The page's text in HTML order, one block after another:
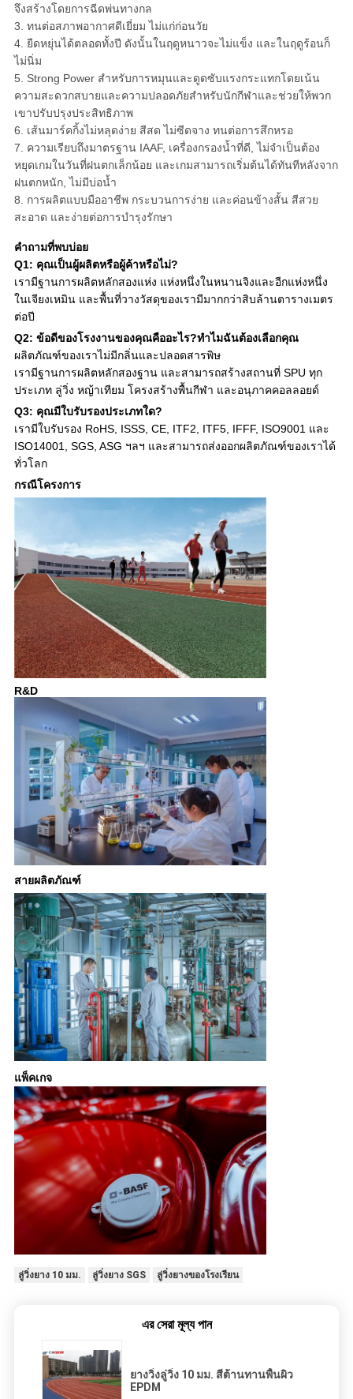
จึงสร้างโดยการฉีดพ่นทางกล
3. ทนต่อสภาพอากาศดีเยี่ยม ไม่แก่ก่อนวัย
4. ยืดหยุ่นได้ตลอดทั้งปี ดังนั้นในฤดูหนาวจะไม่แข็ง และในฤดูร้อนก็
ไม่นิ่ม
5. Strong Power สำหรับการหมุนและดูดซับแรงกระแทกโดยเน้น
ความสะดวกสบายและความปลอดภัยสำหรับนักกีฬาและช่วยให้พวก
เขาปรับปรุงประสิทธิภาพ
6. เส้นมาร์คกิ้งไม่หลุดง่าย สีสด ไม่ซีดจาง ทนต่อการสึกหรอ
7. ความเรียบถึงมาตรฐาน IAAF, เครื่องกรองน้ำที่ดี, ไม่จำเป็นต้อง
หยุดเกมในวันที่ฝนตกเล็กน้อย และเกมสามารถเริ่มต้นได้ทันทีหลังจาก
ฝนตกหนัก, ไม่มีบ่อน้ำ
8. การผลิตแบบมืออาชีพ กระบวนการง่าย และค่อนข้างสั้น สีสวย
สะอาด และง่ายต่อการบำรุงรักษา
คำถามที่พบบ่อย
Q1: คุณเป็นผู้ผลิตหรือผู้ค้าหรือไม่?
เรามีฐานการผลิตหลักสองแห่ง แห่งหนึ่งในหนานจิงและอีกแห่งหนึ่ง
ในเจียงเหมิน และพื้นที่วางวัสดุของเรามีมากกว่าสิบล้านตารางเมตร
ต่อปี
Q2: ข้อดีของโรงงานของคุณคืออะไร?ทำไมฉันต้องเลือกคุณ
ผลิตภัณฑ์ของเราไม่มีกลิ่นและปลอดสารพิษ
เรามีฐานการผลิตหลักสองฐาน และสามารถสร้างสถานที่ SPU ทุก
ประเภท ลู่วิ่ง หญ้าเทียม โครงสร้างพื้นกีฬา และอนุภาคคอลลอยด์
Q3: คุณมีใบรับรองประเภทใด?
เรามีใบรับรอง RoHS, ISSS, CE, ITF2, ITF5, IFFF, ISO9001 และ
ISO14001, SGS, ASG ฯลฯ และสามารถส่งออกผลิตภัณฑ์ของเราได้
ทั่วโลก
กรณีโครงการ
R&D
สายผลิตภัณฑ์
แพ็คเกจ
ลู่วิ่งยาง 10 มม. ลู่วิ่งยาง SGS ลู่วิ่งยางของโรงเรียน
এর সেরা মূল্য পান
ยางวิ่งลู่วิ่ง 10 มม. สีต้านทานพื้นผิว
EPDM